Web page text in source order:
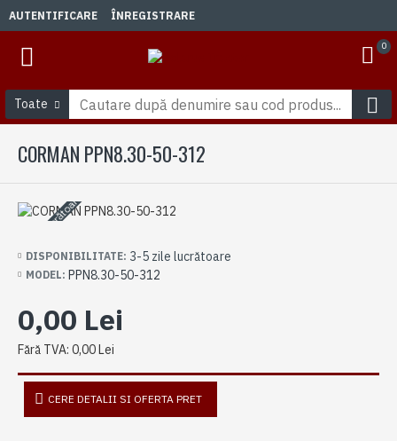
AUTENTIFICARE ÎNREGISTRARE
0
Toate
CORMAN PPN8.30-50-312
3-5 zile lucrătoare
DISPONIBILITATE: 3-5 zile lucrătoare
MODEL: PPN8.30-50-312
0,00 Lei
Fără TVA: 0,00 Lei
CERE DETALII SI OFERTA PRET